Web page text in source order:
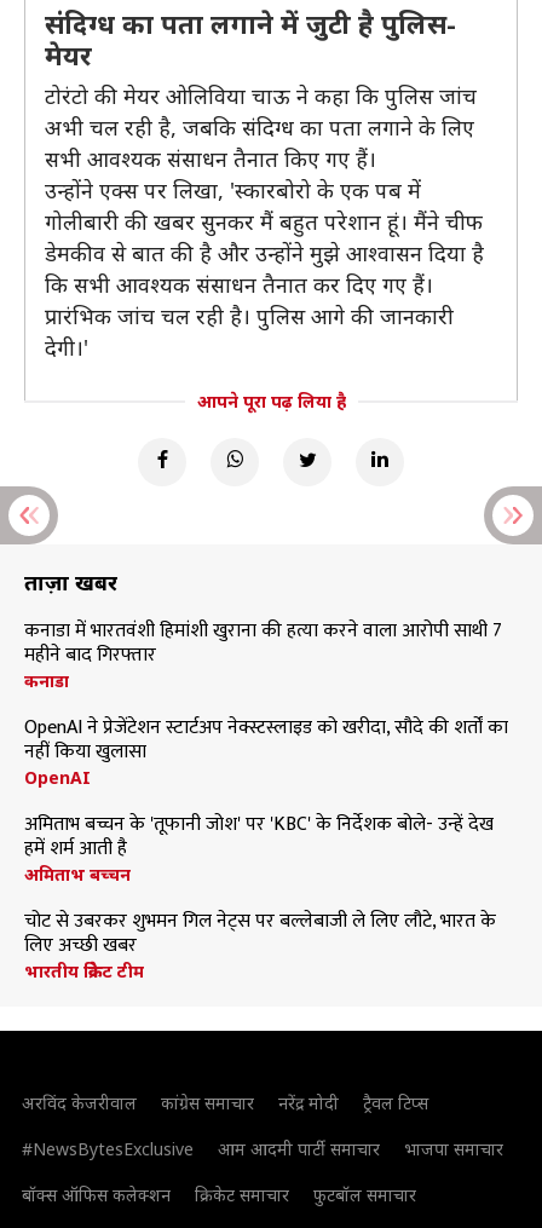
संदिग्ध का पता लगाने में जुटी है पुलिस-
मेयर
टोरंटो की मेयर ओलिविया चाऊ ने कहा कि पुलिस जांच
अभी चल रही है, जबकि संदिग्ध का पता लगाने के लिए
सभी आवश्यक संसाधन तैनात किए गए हैं।
उन्होंने एक्स पर लिखा, 'स्कारबोरो के एक पब में
गोलीबारी की खबर सुनकर मैं बहुत परेशान हूं। मैंने चीफ
डेमकीव से बात की है और उन्होंने मुझे आश्वासन दिया है
कि सभी आवश्यक संसाधन तैनात कर दिए गए हैं।
प्रारंभिक जांच चल रही है। पुलिस आगे की जानकारी
देगी।'
आपने पूरा पढ़ लिया है
ताज़ा खबरें
कनाडा में भारतवंशी हिमांशी खुराना की हत्या करने वाला आरोपी साथी 7
महीने बाद गिरफ्तार
कनाडा
OpenAI ने प्रेजेंटेशन स्टार्टअप नेक्स्टस्लाइड को खरीदा, सौदे की शर्तों का
नहीं किया खुलासा
OpenAI
अमिताभ बच्चन के 'तूफानी जोश' पर 'KBC' के निर्देशक बोले- उन्हें देख
हमें शर्म आती है
अमिताभ बच्चन
चोट से उबरकर शुभमन गिल नेट्स पर बल्लेबाजी ले लिए लौटे, भारत के
लिए अच्छी खबर
भारतीय क्रिकेट टीम
अरविंद केजरीवाल कांग्रेस समाचार नरेंद्र मोदी
ट्रैवल टिप्स
#NewsBytesExclusive
आम आदमी पार्टी समाचार
भाजपा समाचार
बॉक्स ऑफिस कलेक्शन
क्रिकेट समाचार फुटबॉल समाचार